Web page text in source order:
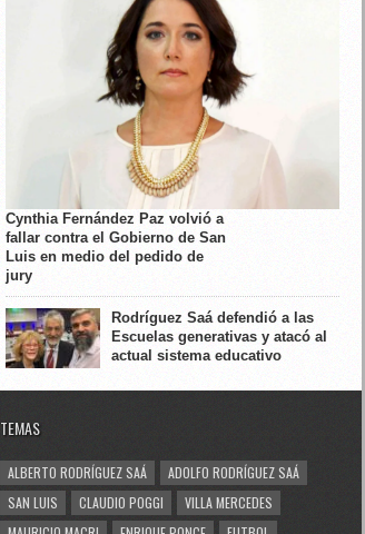
Cynthia Fernández Paz volvió a
fallar contra el Gobierno de San
Luis en medio del pedido de
jury
Rodríguez Saá defendió a las
Escuelas generativas y atacó al
actual sistema educativo
TEMAS
ALBERTO RODRÍGUEZ SAÁ
ADOLFO RODRÍGUEZ SAÁ
SAN LUIS
CLAUDIO POGGI
VILLA MERCEDES